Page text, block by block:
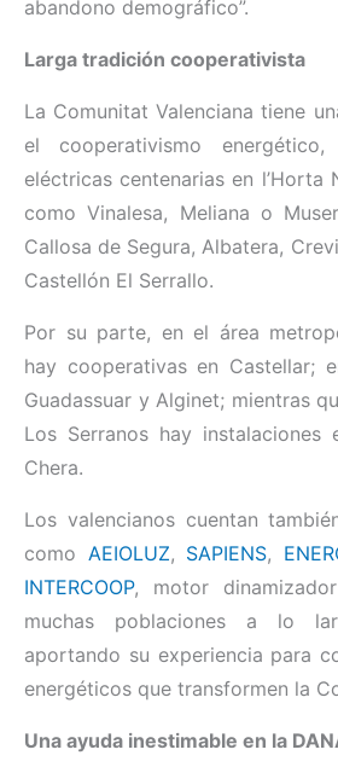
abandono demográfico”.
Larga tradición cooperativista
La Comunitat Valenciana tiene
el cooperativismo
eléctricas centenarias en l’Horta
como Vinalesa, Meliana o
Callosa de Segura, Albatera,
Castellón El Serrallo.
Por su parte, en el área
hay cooperativas en Castellar;
Guadassuar y Alginet; mientras
Los Serranos hay
Chera.
Los valencianos cuentan
como AEIOLUZ, SAPIENS,
INTERCOOP, motor
muchas poblaciones a lo
aportando su experiencia para
energéticos que transformen la
Una ayuda inestimable en la